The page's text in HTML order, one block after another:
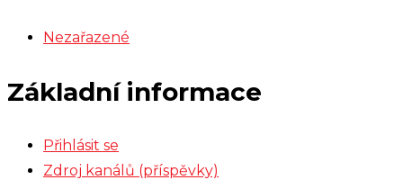
Nezařazené
Základní informace
Přihlásit se
Zdroj kanálů (příspěvky)